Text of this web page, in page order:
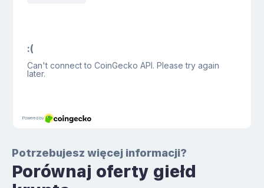
Potrzebujesz więcej informacji?
Porównaj oferty giełd